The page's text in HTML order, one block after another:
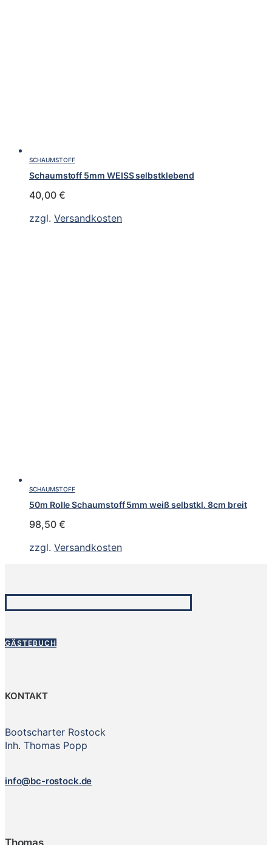
SCHAUMSTOFF
Schaumstoff 5mm WEISS selbstklebend
40,00 €
zzgl. Versandkosten
SCHAUMSTOFF
50m Rolle Schaumstoff 5mm weiß selbstkl. 8cm breit
98,50 €
zzgl. Versandkosten
GÄSTEBUCH
KONTAKT
Bootscharter Rostock
Inh. Thomas Popp
info@bc-rostock.de